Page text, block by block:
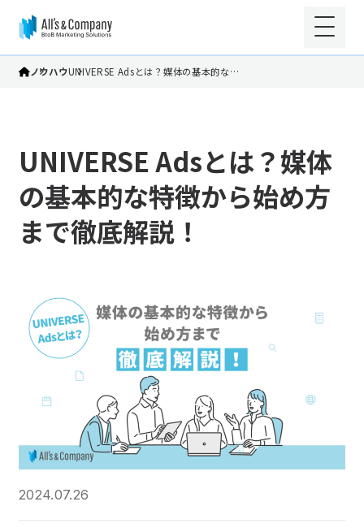
ノウハウUNIVERSE Adsとは？媒体の基本的な…
UNIVERSE Adsとは？媒体
の基本的な特徴から始め方
まで徹底解説！
2024.07.26